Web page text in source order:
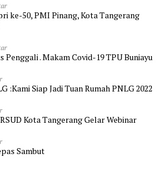
ke-50, PMI Pinang, Kota Tangerang
Penggali . Makam Covid-19 TPU Buniayu
:Kami Siap Jadi Tuan Rumah PNLG 2022
Kota Tangerang Gelar Webinar
Sambut